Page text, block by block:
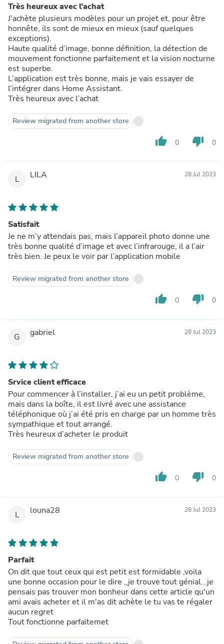
Très heureux avec l’achat
J’achète plusieurs modèles pour un projet et, pour être
honnête, ils sont de mieux en mieux (sauf quelques
exceptions).
Haute qualité d’image, bonne définition, la détection de
mouvement fonctionne parfaitement et la vision nocturne
est superbe.
L’application est très bonne, mais je vais essayer de
l’intégrer dans Home Assistant.
Très heureux avec l’achat
Review migrated from another store
thumb_up 0 thumb_down 0
L LILA 28 Jul 2023
Satisfait
Je ne m’y attendais pas, mais l’appareil photo donne une
très bonne qualité d’image et avec l’infrarouge, il a l’air
très bien. Je peux le voir par l’application mobile
Review migrated from another store
thumb_up 0 thumb_down 0
G gabriel 28 Jul 2023
Srvice client efficace
Pour commencer à l’installer, j’ai eu un petit problème,
mais dans la boîte, il est livré avec une assistance
téléphonique où j’ai été pris en charge par un homme très
sympathique et tout arrangé.
Très heureux d’acheter le produit
Review migrated from another store
thumb_up 0 thumb_down 0
L louna28 28 Jul 2023
Parfait
On dit que tout ceux qui est petit est formidable ,voila
une bonne occasion pour le dire ,,je trouve tout génial...je
pensais pas trouver mon bonheur dans cette article qu'un
ami avais acheter et il m'as dit achète le tu vas te régaler
aucun regret
Tout fonctionne parfaitemet